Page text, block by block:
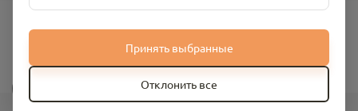
info@pomnim.onlineПринять выбранные
Отклонить все